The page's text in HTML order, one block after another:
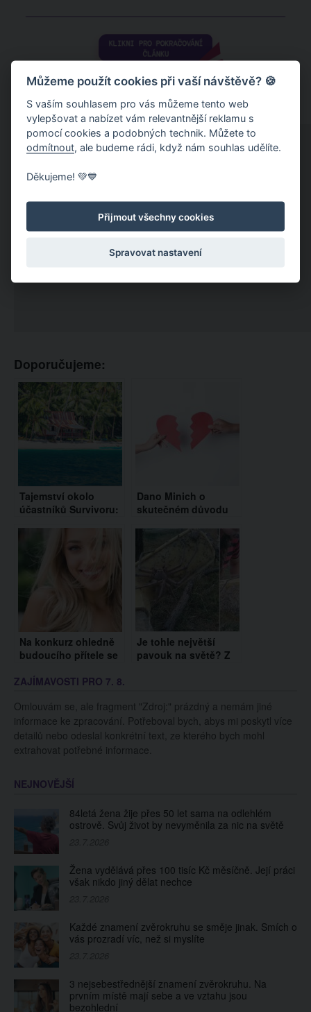
Doporučujeme:
Tajemství okolo
účastníků Survivoru:
Dano Minich o
skutečném důvodu
Nepodvedl jsem ji,
řekl v podcastu
Na konkurz ohledně
budoucího přítele se
5000 mužů, nevybrala
„Dnešní ženy mají
nízké standardy,“ říká
Je tohle největší
pavouk na světě? Z
ZAJÍMAVOSTI PRO 7. 8.
Omlouvám se, ale fragment "Zdroj:" prázdný a nemám jiné
informace ke zpracování. Potřeboval bych, abys mi poskytl více
detailů nebo odeslal konkrétní text, ze kterého bych mohl
extrahovat potřebné informace.
NEJNOVĚJŠÍ
84letá žena žije přes 50 let sama na odlehlém
ostrově. Svůj život by nevyměnila za nic na světě
Žena vydělává přes 100 tisíc Kč měsíčně. Její práci
však nikdo jiný dělat nechce
Každé znamení zvěrokruhu se směje jinak. Smích o
vás prozradí víc, než si myslíte
3 nejsebestřednější znamení zvěrokruhu. Na
prvním místě mají sebe a ve vztahu jsou
bezohlední
Můžeme použít cookies při vaší návštěvě? 🍪
S vaším souhlasem pro vás můžeme tento web
vylepšovat a nabízet vám relevantnější reklamu s
pomocí cookies a podobných technik. Můžete to
odmítnout, ale budeme rádi, když nám souhlas udělíte.
Děkujeme! 💚💙
Přijmout všechny cookies
Spravovat nastavení